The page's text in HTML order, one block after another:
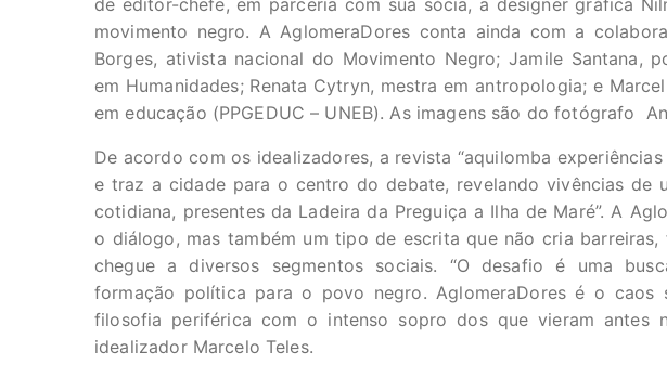
de editor-chefe, em parceria com sua sócia, a designer gráfica
movimento negro. A AglomeraDores conta ainda com a
Borges, ativista nacional do Movimento Negro; Jamile Santana,
em Humanidades; Renata Cytryn, mestra em antropologia; e
em educação (PPGEDUC – UNEB). As imagens são do fotógrafo
De acordo com os idealizadores, a revista “aquilomba
e traz a cidade para o centro do debate, revelando vivências de
cotidiana, presentes da Ladeira da Preguiça a Ilha de Maré”. A
o diálogo, mas também um tipo de escrita que não cria barreiras,
chegue a diversos segmentos sociais. “O desafio é uma
formação política para o povo negro. AglomeraDores é o caos
filosofia periférica com o intenso sopro dos que vieram antes
idealizador Marcelo Teles.